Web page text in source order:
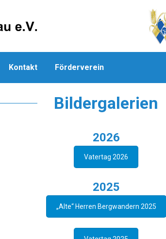
Kontakt Förderverein
Bildergalerien
2026
Vatertag 2026
2025
„Alte“ Herren Bergwandern 2025